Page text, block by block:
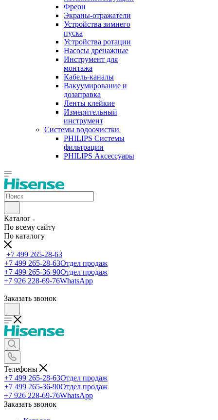
Фреон
Экраны-отражатели
Устройства зимнего
пуска
Устройства ротации
Насосы дренажные
Инструмент для
монтажа
Кабель-каналы
Вакуумирование и
дозаправка
Ленты клейкие
Измерительный
инструмент
Системы водоочистки
PHILIPS Системы
фильтрации
PHILIPS Аксессуары
Каталог
По всему сайту
По каталогу
+7 499 265-28-63
+7 499 265-28-63Отдел продаж
+7 499 265-36-90Отдел продаж
+7 926 228-69-76WhatsApp
Заказать звонок
Телефоны
+7 499 265-28-63Отдел продаж
+7 499 265-36-90Отдел продаж
+7 926 228-69-76WhatsApp
Заказать звонок